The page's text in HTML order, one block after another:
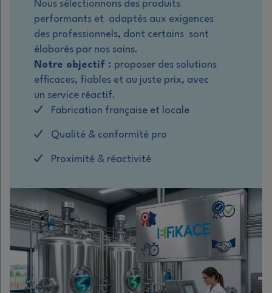
Nous sélectionnons des produits
performants et adaptés aux exigences
des professionnels, dont certains sont
élaborés par nos soins.
Notre objectif : proposer des solutions
efficaces, fiables et au juste prix, avec
un service réactif.
Fabrication française et locale
Qualité & conformité pro
Proximité & réactivité